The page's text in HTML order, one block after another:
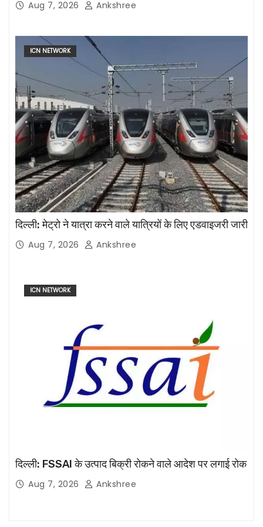
Aug 7, 2026 Ankshree
ICN NETWORK
दिल्ली: मेट्रो ने यात्रा करने वाले यात्रियों के लिए एडवाइजरी जारी
Aug 7, 2026 Ankshree
ICN NETWORK
दिल्ली: FSSAI के उत्पाद बिक्री रोकने वाले आदेश पर लगाई रोक
Aug 7, 2026 Ankshree